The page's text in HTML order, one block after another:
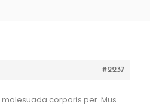
#2237
corporis per. Mus